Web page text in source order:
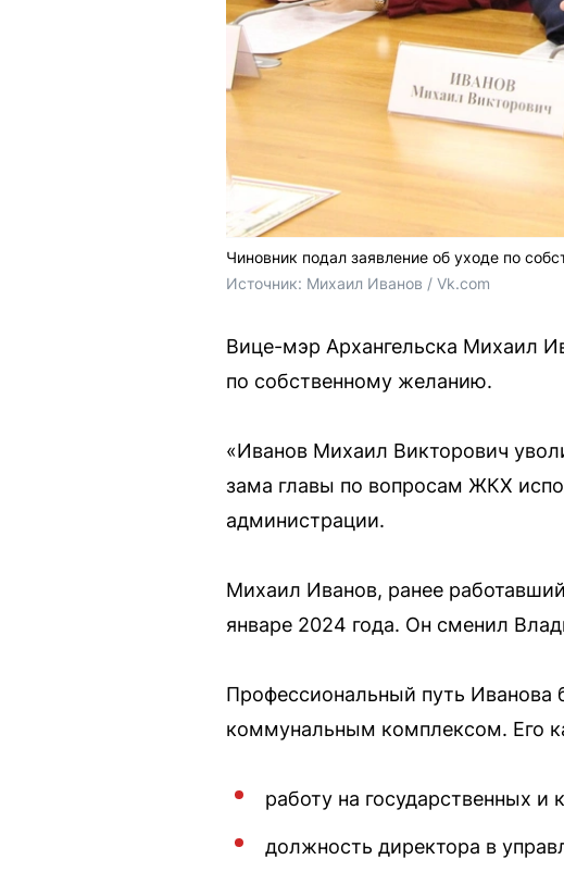
Чиновник подал заявление об уходе по
Источник: Михаил Иванов / Vk.com
Вице-мэр Архангельска Михаил
по собственному желанию.
«Иванов Михаил Викторович
зама главы по вопросам ЖКХ
администрации.
Михаил Иванов, ранее
январе 2024 года. Он сменил
Профессиональный путь
коммунальным комплексом. Его
работу на государственных и
должность директора в